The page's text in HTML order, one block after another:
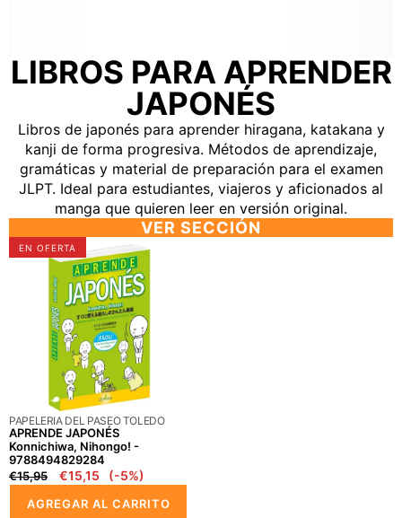
LIBROS PARA APRENDER
JAPONÉS
Libros de japonés para aprender hiragana, katakana y
kanji de forma progresiva. Métodos de aprendizaje,
gramáticas y material de preparación para el examen
JLPT. Ideal para estudiantes, viajeros y aficionados al
manga que quieren leer en versión original.
VER SECCIÓN
APRENDE
JAPONÉS
Konnichiwa,
Nihongo!
9788494829284
EN OFERTA
PROVEEDOR:
PAPELERIA DEL PASEO TOLEDO
APRENDE JAPONÉS
Konnichiwa, Nihongo! -
9788494829284
Precio
€15,95
Precio
oferta
€15,15 (-5%)
AGREGAR AL CARRITO